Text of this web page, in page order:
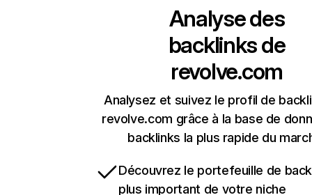
Analyse des
backlinks de
revolve.com
Analysez et suivez le profil de
revolve.com grâce à la base de
backlinks la plus rapide du
Découvrez le portefeuille de
plus important de votre niche